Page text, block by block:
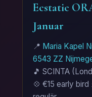
Ecstatic
Januar
📍 Maria Kapel
6543 ZZ
🎵 SCINTA
💠 €15 early